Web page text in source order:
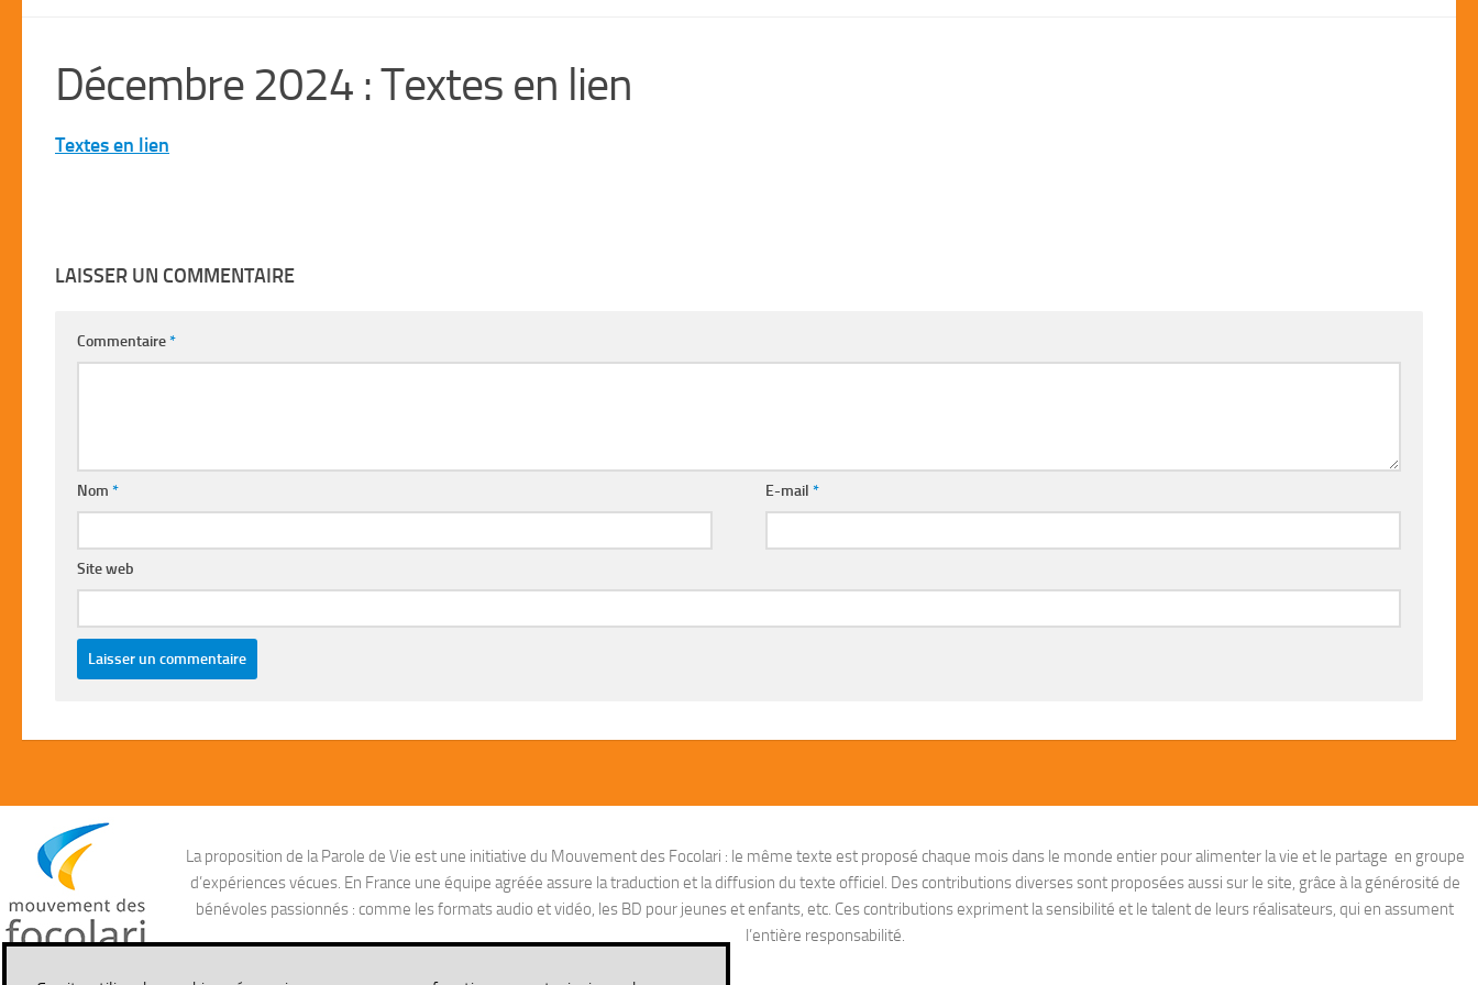
Décembre 2024 : Textes en lien
Textes en lien
LAISSER UN COMMENTAIRE
Commentaire*
Nom * E-mail*
Site web
La proposition de la Parole de Vie est une initiative du Mouvement des Focolari : le même texte est proposé chaque mois dans le monde entier pour alimenter la vie et le partage en groupe
d’expériences vécues. En France une équipe agréée assure la traduction et la diffusion du texte officiel. Des contributions diverses sont proposées aussi sur le site, grâce à la générosité de
bénévoles passionnés : comme les formats audio et vidéo, les BD pour jeunes et enfants, etc. Ces contributions expriment la sensibilité et le talent de leurs réalisateurs, qui en assument
l’entière responsabilité.